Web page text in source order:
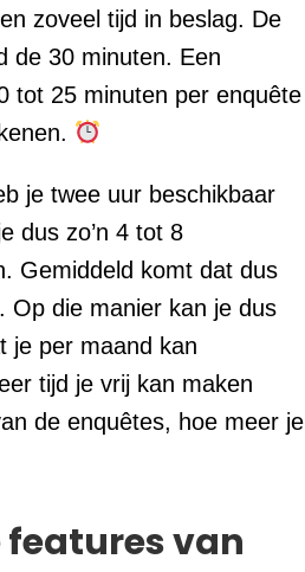
zoveel tijd in beslag. De
de 30 minuten. Een
tot 25 minuten per enquête
je twee uur beschikbaar
dus zo’n 4 tot 8
Gemiddeld komt dat dus
Op die manier kan je dus
je per maand kan
tijd je vrij kan maken
de enquêtes, hoe meer je
features van